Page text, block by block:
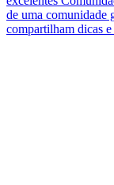
de uma comunidade
compartilham dicas